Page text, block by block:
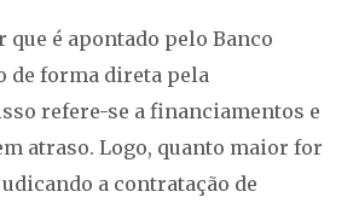
é apontado pelo Banco
de forma direta pela
refere-se a financiamentos e
atraso. Logo, quanto maior for
a contratação de